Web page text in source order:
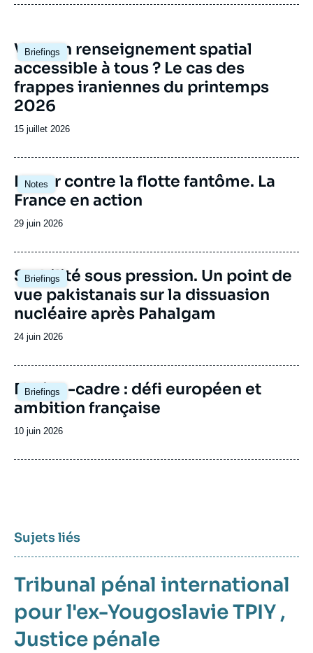
débat de défense national et international.
Briefings
Image
principale
Vers un renseignement spatial
accessible à tous ? Le cas des
frappes iraniennes du printemps
2026
Date
publication
15 juillet 2026
Notes
Image
principale
Lutter contre la flotte fantôme. La
France en action
Date
publication
29 juin 2026
Briefings
Image
principale
Stabilité sous pression. Un point de
vue pakistanais sur la dissuasion
nucléaire après Pahalgam
Date
publication
24 juin 2026
Briefings
Image
principale
Nation-cadre : défi européen et
ambition française
Date
publication
10 juin 2026
Sujets liés
Tribunal pénal international
pour l'ex-Yougoslavie TPIY ,
Justice pénale